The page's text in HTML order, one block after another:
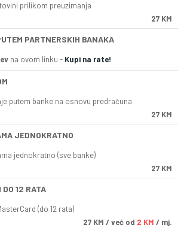
prilikom preuzimanja
27 KM
PARTNERSKIH BANAKA
na ovom linku - Kupi na rate!
putem banke na osnovu predračuna
27 KM
JEDNOKRATNO
jednokratno (sve banke)
27 KM
12 RATA
(do 12 rata)
27 KM / već od 2 KM / mj.